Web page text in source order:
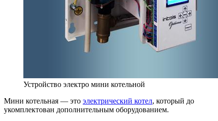
Устройство электро мини котельной
Мини котельная — это электрический котел, который до
укомплектован дополнительным оборудованием.